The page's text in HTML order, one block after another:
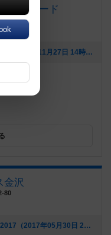
ードボード
3-38-13
[NEW] 【スタッフ企画】ゴリラ人狼プレイ会（2020年11月27日 14時27分）
金沢
80
[NEW] 8/20 金沢ボードゲームマーケット2017（2017年05月30日 21時59分）